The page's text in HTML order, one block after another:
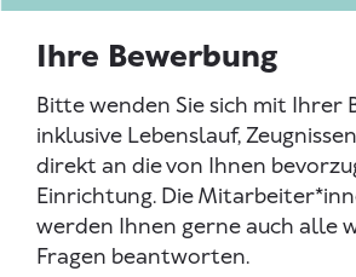
Ihre Bewerbung
Bitte wenden Sie sich mit Ihrer
inklusive Lebenslauf,
direkt an die von Ihnen
Einrichtung. Die
werden Ihnen gerne auch alle
Fragen beantworten.